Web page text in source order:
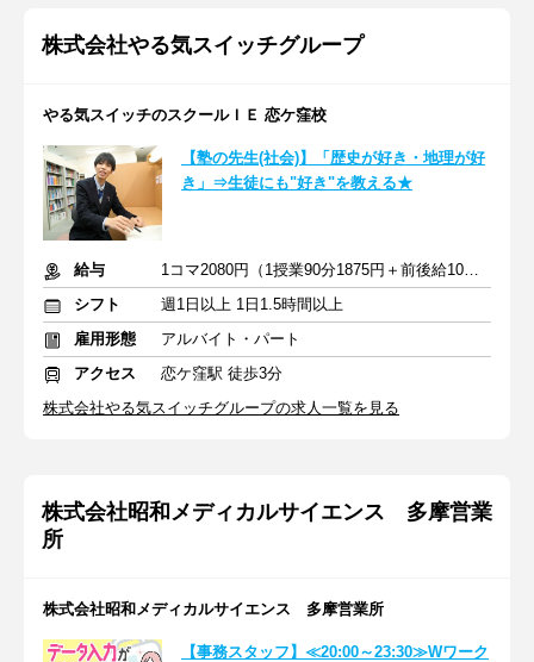
株式会社やる気スイッチグループ
やる気スイッチのスクールＩＥ 恋ケ窪校
【塾の先生(社会)】「歴史が好き・地理が好
き」⇒生徒にも"好き"を教える★
給与
1コマ2080円（1授業90分1875円＋前後給10分205円）
シフト
週1日以上 1日1.5時間以上
雇用形態
アルバイト・パート
アクセス
恋ケ窪駅 徒歩3分
株式会社やる気スイッチグループの求人一覧を見る
株式会社昭和メディカルサイエンス 多摩営業
所
株式会社昭和メディカルサイエンス 多摩営業所
【事務スタッフ】≪20:00～23:30≫Wワーク